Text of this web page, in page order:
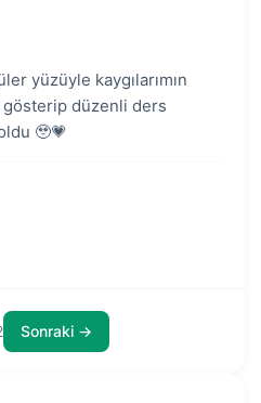
yüzüyle kaygılarımın
gösterip düzenli ders
🥹💗
Sonraki →